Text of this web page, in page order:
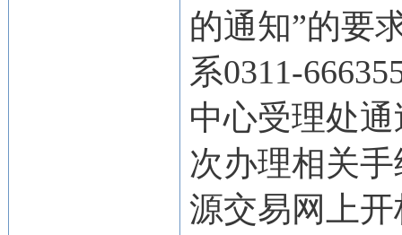
的通知”的要
系0311-
中心受理处
次办理相关
源交易网上